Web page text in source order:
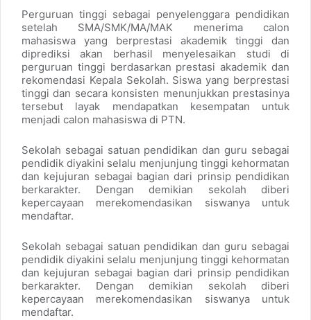
Perguruan tinggi sebagai penyelenggara pendidikan
setelah SMA/SMK/MA/MAK menerima calon
mahasiswa yang berprestasi akademik tinggi dan
diprediksi akan berhasil menyelesaikan studi di
perguruan tinggi berdasarkan prestasi akademik dan
rekomendasi Kepala Sekolah. Siswa yang berprestasi
tinggi dan secara konsisten menunjukkan prestasinya
tersebut layak mendapatkan kesempatan untuk
menjadi calon mahasiswa di PTN.
Sekolah sebagai satuan pendidikan dan guru sebagai
pendidik diyakini selalu menjunjung tinggi kehormatan
dan kejujuran sebagai bagian dari prinsip pendidikan
berkarakter. Dengan demikian sekolah diberi
kepercayaan merekomendasikan siswanya untuk
mendaftar.
Sekolah sebagai satuan pendidikan dan guru sebagai
pendidik diyakini selalu menjunjung tinggi kehormatan
dan kejujuran sebagai bagian dari prinsip pendidikan
berkarakter. Dengan demikian sekolah diberi
kepercayaan merekomendasikan siswanya untuk
mendaftar.